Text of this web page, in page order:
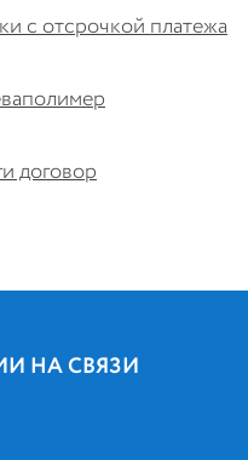
с отсрочкой платежа
договор
НА СВЯЗИ